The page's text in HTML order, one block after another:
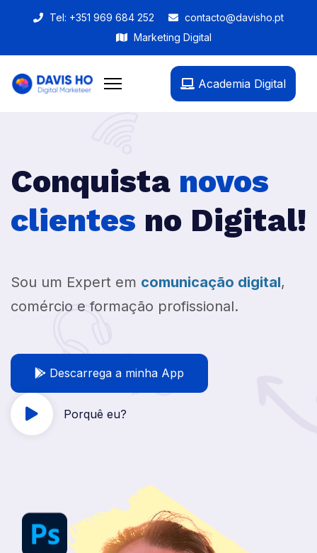
Tel: +351 969 684 252
contacto@davisho.pt
Marketing Digital
Academia Digital
Conquista novos
clientes no Digital!
Sou um Expert em comunicação digital,
comércio e formação profissional.
Descarrega a minha App
Porquê eu?